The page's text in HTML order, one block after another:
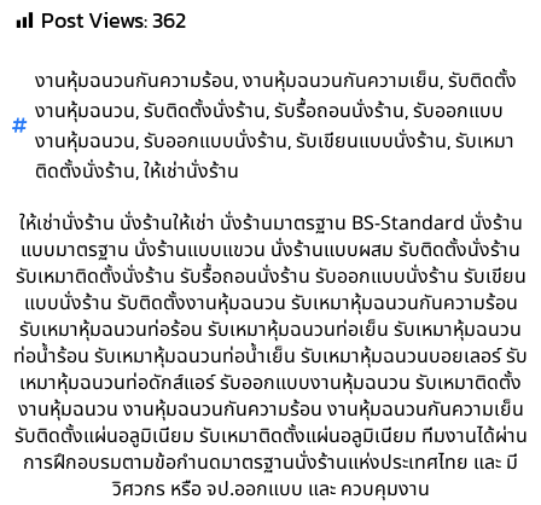
Post Views:362
งานหุ้มฉนวนกันความร้อน,งานหุ้มฉนวนกันความเย็น,รับติดตั้ง
งานหุ้มฉนวน,รับติดตั้งนั่งร้าน,รับรื้อถอนนั่งร้าน,รับออกแบบ
งานหุ้มฉนวน,รับออกแบบนั่งร้าน,รับเขียนแบบนั่งร้าน,รับเหมา
ติดตั้งนั่งร้าน,ให้เช่านั่งร้าน
ให้เช่านั่งร้าน นั่งร้านให้เช่า นั่งร้านมาตรฐาน BS-Standard นั่งร้าน
แบบมาตรฐาน นั่งร้านแบบแขวน นั่งร้านแบบผสม รับติดตั้งนั่งร้าน
รับเหมาติดตั้งนั่งร้าน รับรื้อถอนนั่งร้าน รับออกแบบนั่งร้าน รับเขียน
แบบนั่งร้าน รับติดตั้งงานหุ้มฉนวน รับเหมาหุ้มฉนวนกันความร้อน
รับเหมาหุ้มฉนวนท่อร้อน รับเหมาหุ้มฉนวนท่อเย็น รับเหมาหุ้มฉนวน
ท่อน้ำร้อน รับเหมาหุ้มฉนวนท่อน้ำเย็น รับเหมาหุ้มฉนวนบอยเลอร์ รับ
เหมาหุ้มฉนวนท่อดักส์แอร์ รับออกแบบงานหุ้มฉนวน รับเหมาติดตั้ง
งานหุ้มฉนวน งานหุ้มฉนวนกันความร้อน งานหุ้มฉนวนกันความเย็น
รับติดตั้งแผ่นอลูมิเนียม รับเหมาติดตั้งแผ่นอลูมิเนียม ทีมงานได้ผ่าน
การฝึกอบรมตามข้อกำนดมาตรฐานนั่งร้านแห่งประเทศไทย และ มี
วิศวกร หรือ จป.ออกแบบ และ ควบคุมงาน